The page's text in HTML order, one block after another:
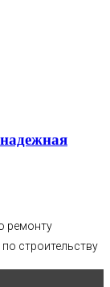
ремонту
строительству